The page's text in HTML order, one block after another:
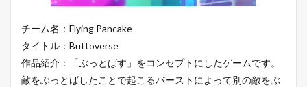
チーム名：Flying Pancake
タイトル：Buttoverse
作品紹介：「ぶっとばす」をコンセプトにしたゲームです。
敵をぶっとばしたことで起こるバーストによって別の敵をぶ